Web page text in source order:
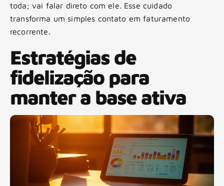
toda; vai falar direto com ele. Esse cuidado
transforma um simples contato em faturamento
recorrente.
Estratégias de
fidelização para
manter a base ativa